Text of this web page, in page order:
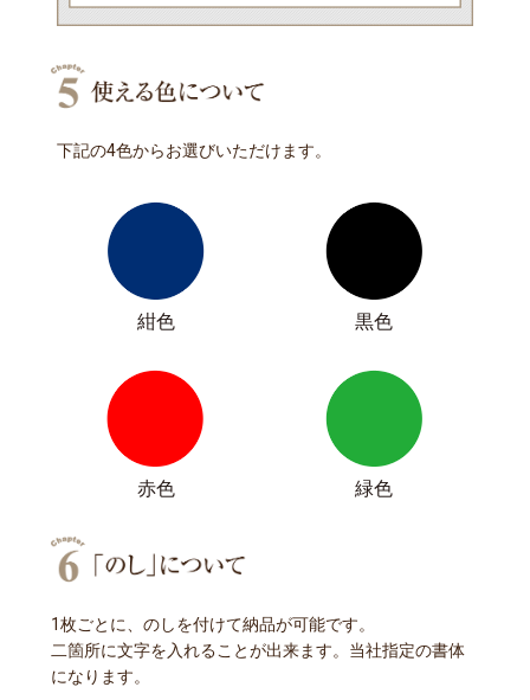
下記の4色からお選びいただけます。
紺色 黒色
赤色 緑色
1枚ごとに、のしを付けて納品が可能です。
二箇所に文字を入れることが出来ます。当社指定の書体
になります。